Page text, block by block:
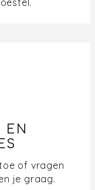
bij de
en de klep
uit?
EN
of vragen
je graag.